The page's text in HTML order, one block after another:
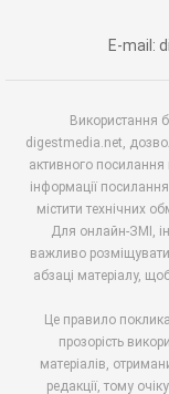
E-mail:
Використання
digestmedia.net,
активного
інформації
містити технічних
Для онлайн-ЗМІ,
важливо
абзаці матеріалу,
Це правило
прозорість
матеріалів,
редакції, тому